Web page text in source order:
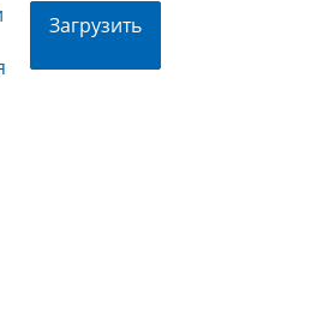
Загрузить